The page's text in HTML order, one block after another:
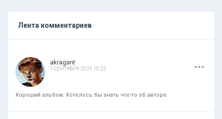
Лента комментариев
akragant
7 СЕНТЯБРЯ 2025 15:22 ...
Хороший альбом. Хотелось бы знать что-то об авторе.